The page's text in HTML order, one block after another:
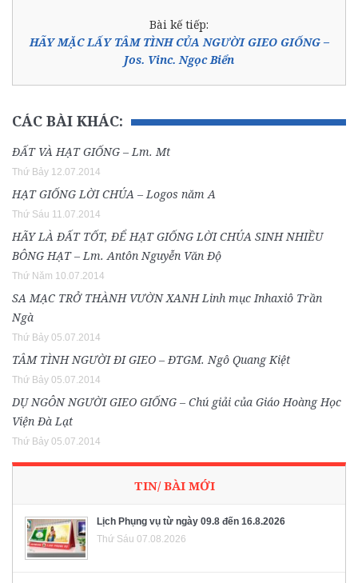
Bài kế tiếp:
HÃY MẶC LẤY TÂM TÌNH CỦA NGƯỜI GIEO GIỐNG –
Jos. Vinc. Ngọc Biển
CÁC BÀI KHÁC:
ĐẤT VÀ HẠT GIỐNG – Lm. Mt
Thứ Bảy 12.07.2014
HẠT GIỐNG LỜI CHÚA – Logos năm A
Thứ Sáu 11.07.2014
HÃY LÀ ĐẤT TỐT, ĐỂ HẠT GIỐNG LỜI CHÚA SINH NHIỀU
BÔNG HẠT – Lm. Antôn Nguyễn Văn Độ
Thứ Năm 10.07.2014
SA MẠC TRỞ THÀNH VƯỜN XANH Linh mục Inhaxiô Trần
Ngà
Thứ Bảy 05.07.2014
TÂM TÌNH NGƯỜI ĐI GIEO – ĐTGM. Ngô Quang Kiệt
Thứ Bảy 05.07.2014
DỤ NGÔN NGƯỜI GIEO GIỐNG – Chú giải của Giáo Hoàng Học
Viện Đà Lạt
Thứ Bảy 05.07.2014
TIN/ BÀI MỚI
Lịch Phụng vụ từ ngày 09.8 đến 16.8.2026
Thứ Sáu 07.08.2026